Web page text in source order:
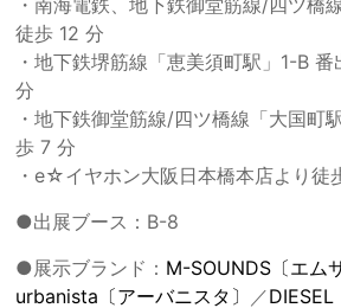
徒歩 12 分
・地下鉄堺筋線「恵美須町駅」1-B
分
・地下鉄御堂筋線/四ツ橋線「大国町
歩 7 分
・e☆イヤホン大阪日本橋本店より徒
●出展ブース：B-8
●展示ブランド： M-SOUNDS〔エム
urbanista〔アーバニスタ〕
／DIESEL